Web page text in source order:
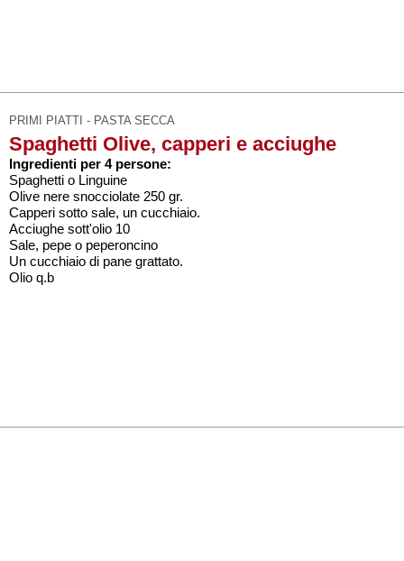
PRIMI PIATTI - PASTA SECCA
Spaghetti Olive, capperi e acciughe
Ingredienti per 4 persone:
Spaghetti o Linguine
Olive nere snocciolate 250 gr.
Capperi sotto sale, un cucchiaio.
Acciughe sott'olio 10
Sale, pepe o peperoncino
Un cucchiaio di pane grattato.
Olio q.b